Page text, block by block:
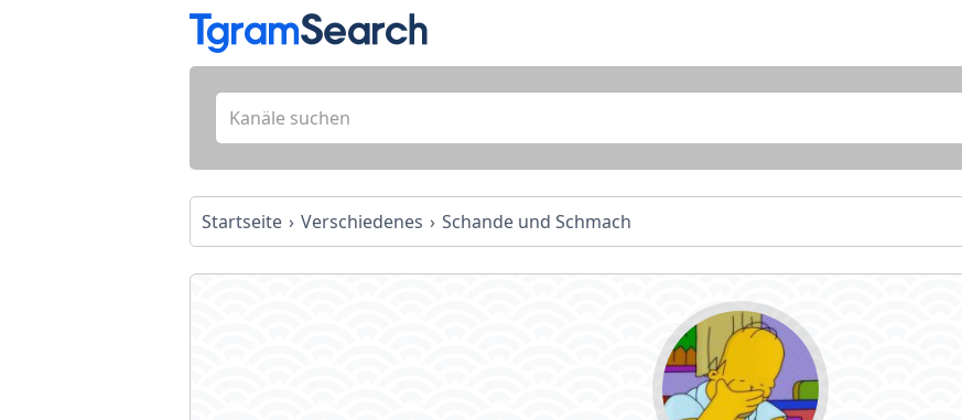
Startseite Verschiedenes Schande und Schmach